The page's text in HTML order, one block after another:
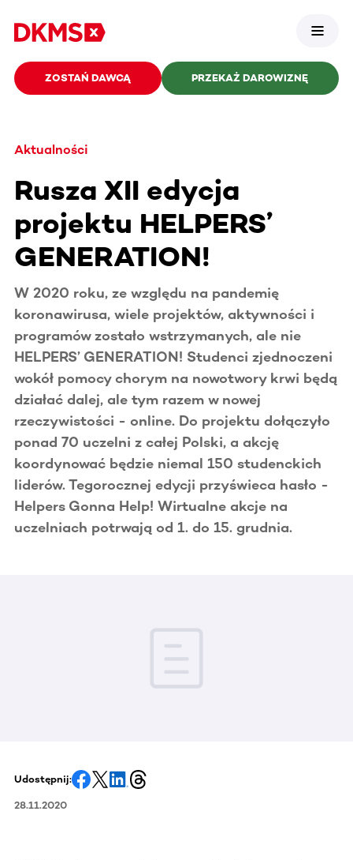
ZOSTAŃ DAWCĄ PRZEKAŻ DAROWIZNĘ
Aktualności
Rusza XII edycja
projektu HELPERS’
GENERATION!
W 2020 roku, ze względu na pandemię
koronawirusa, wiele projektów, aktywności i
programów zostało wstrzymanych, ale nie
HELPERS’ GENERATION! Studenci zjednoczeni
wokół pomocy chorym na nowotwory krwi będą
działać dalej, ale tym razem w nowej
rzeczywistości - online. Do projektu dołączyło
ponad 70 uczelni z całej Polski, a akcję
koordynować będzie niemal 150 studenckich
liderów. Tegorocznej edycji przyświeca hasło -
Helpers Gonna Help! Wirtualne akcje na
uczelniach potrwają od 1. do 15. grudnia.
Udostępnij:
28.11.2020